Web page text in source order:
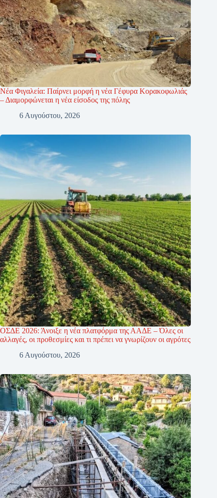
Νέα Φιγαλεία: Παίρνει μορφή η νέα Γέφυρα Κορακοφωλιάς
– Διαμορφώνεται η νέα είσοδος της πόλης
6 Αυγούστου, 2026
ΟΣΔΕ 2026: Άνοιξε η νέα πλατφόρμα της ΑΑΔΕ – Όλες οι
αλλαγές, οι προθεσμίες και τι πρέπει να γνωρίζουν οι αγρότες
6 Αυγούστου, 2026